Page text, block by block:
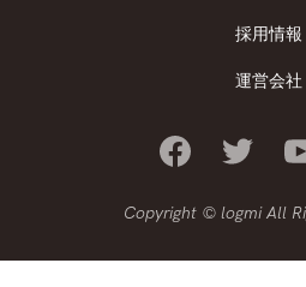
採用情報
運営会社
Copyright © logmi All